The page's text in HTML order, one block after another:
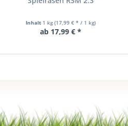
Inhalt 1 kg(17,99 € * / 1 kg)
ab 17,99 € *